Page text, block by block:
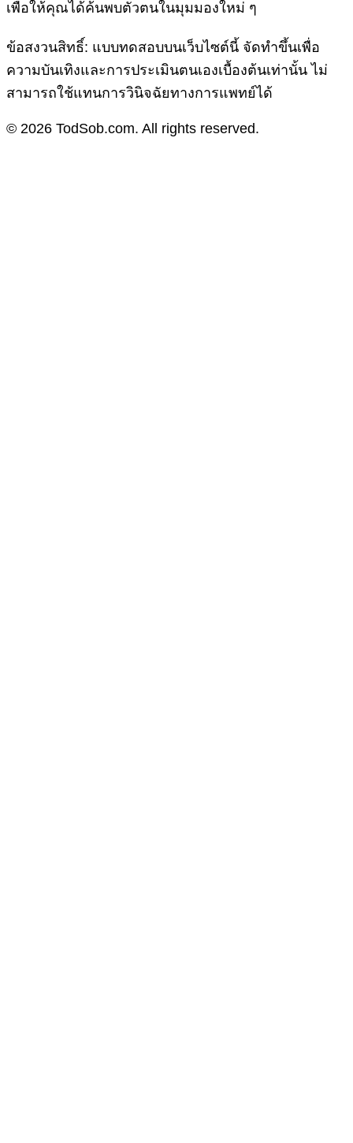
เพื่อให้คุณได้ค้นพบตัวตนในมุมมองใหม่ ๆ
ข้อสงวนสิทธิ์: แบบทดสอบบนเว็บไซต์นี้ จัดทำขึ้นเพื่อ
ความบันเทิงและการประเมินตนเองเบื้องต้นเท่านั้น ไม่
สามารถใช้แทนการวินิจฉัยทางการแพทย์ได้
© 2026 TodSob.com. All rights reserved.